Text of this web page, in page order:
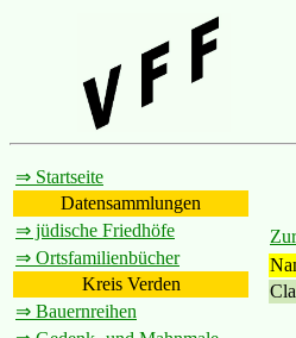
⇒ Startseite
Datensammlungen
⇒ jüdische Friedhöfe
⇒ Ortsfamilienbücher
Kreis Verden
⇒ Bauernreihen